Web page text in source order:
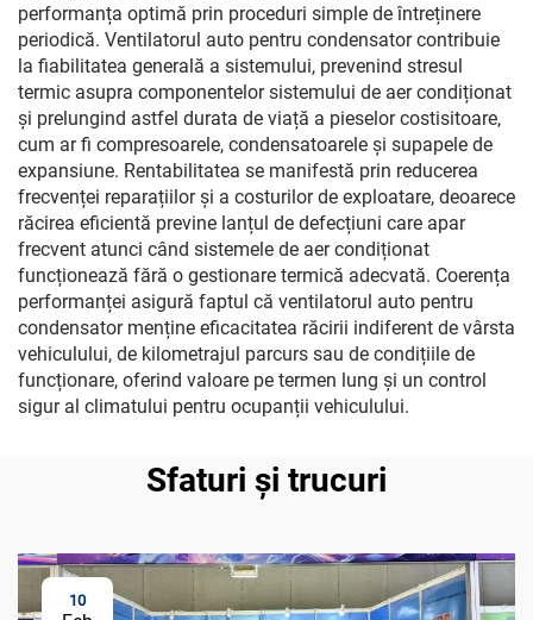
performanța optimă prin proceduri simple de întreținere
periodică. Ventilatorul auto pentru condensator contribuie
la fiabilitatea generală a sistemului, prevenind stresul
termic asupra componentelor sistemului de aer condiționat
și prelungind astfel durata de viață a pieselor costisitoare,
cum ar fi compresoarele, condensatoarele și supapele de
expansiune. Rentabilitatea se manifestă prin reducerea
frecvenței reparațiilor și a costurilor de exploatare, deoarece
răcirea eficientă previne lanțul de defecțiuni care apar
frecvent atunci când sistemele de aer condiționat
funcționează fără o gestionare termică adecvată. Coerența
performanței asigură faptul că ventilatorul auto pentru
condensator menține eficacitatea răcirii indiferent de vârsta
vehiculului, de kilometrajul parcurs sau de condițiile de
funcționare, oferind valoare pe termen lung și un control
sigur al climatului pentru ocupanții vehiculului.
Sfaturi și trucuri
10